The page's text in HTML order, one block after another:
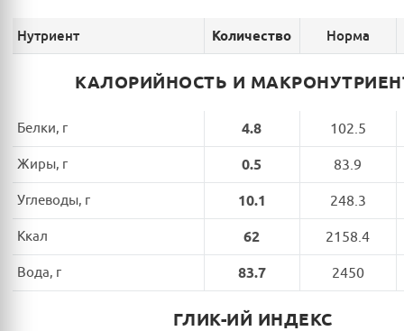
Нутриент Количество Норма
КАЛОРИЙНОСТЬ И
Белки, г 4.8 102.5
Жиры, г 0.5 83.9
Углеводы, г 10.1 248.3
Ккал 62 2158.4
Вода, г 83.7 2450
ГЛИК-ИЙ ИНДЕКС